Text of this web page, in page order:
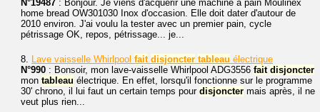
N°19487 : Bonjour. Je viens d'acquérir une machine à pain Moulinex
home bread OW301030 Inox d'occasion. Elle doit dater d'autour de
2010 environ. J'ai voulu la tester avec un premier pain, cycle
pétrissage OK, repos, pétrissage... je...
8. Lave vaisselle Whirlpool fait disjoncter tableau électrique
N°990 : Bonsoir, mon lave-vaisselle Whirlpool ADG3556 fait disjoncter
mon tableau électrique. En effet, lorsqu'il fonctionne sur le programme
30' chrono, il lui faut un certain temps pour disjoncter mais après, il ne
veut plus rien...